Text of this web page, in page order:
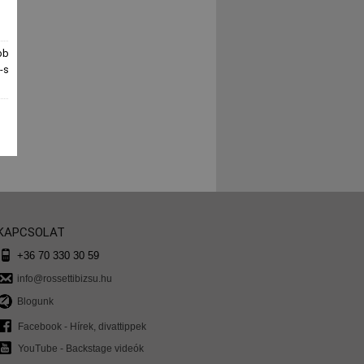
+36 70 330 30 59
info@rossettibizsu.hu
Blogunk
Facebook - Hírek, divattippek
YouTube - Backstage videók
s